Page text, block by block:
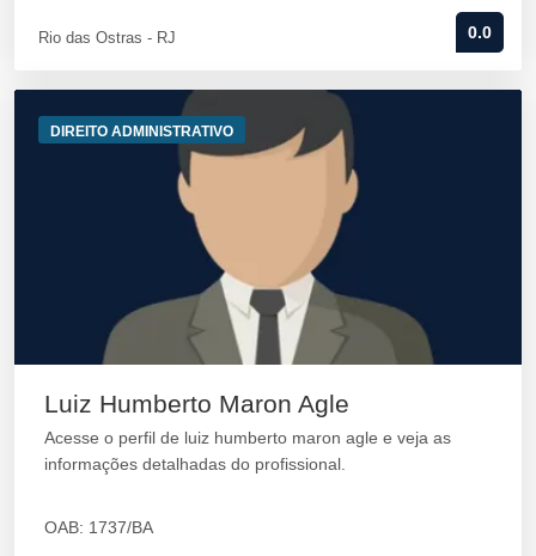
Rio das Ostras - RJ 0.0
DIREITO ADMINISTRATIVO
Luiz Humberto Maron Agle
Acesse o perfil de luiz humberto maron agle e veja as
informações detalhadas do profissional.
OAB: 1737/BA